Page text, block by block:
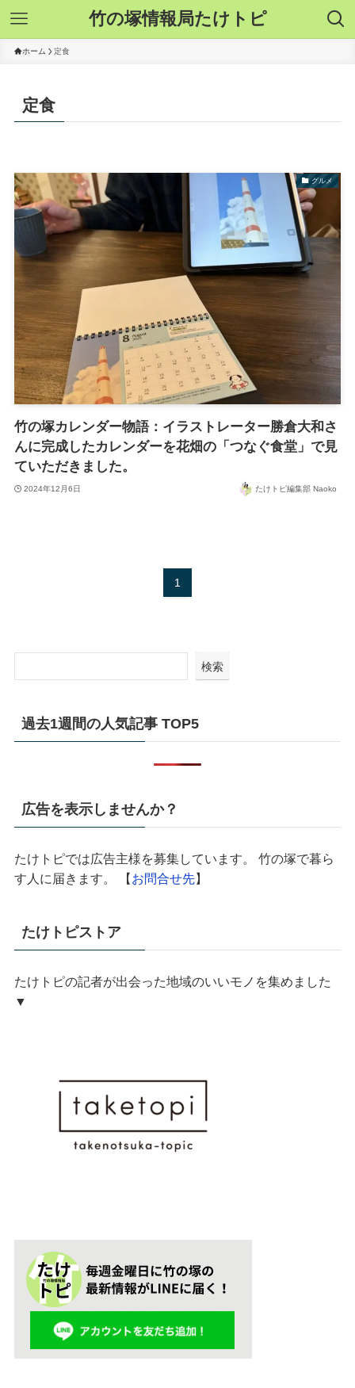
竹の塚情報局たけトピ
ホーム 定食
定食
グルメ
竹の塚カレンダー物語：イラストレーター勝倉大和さ
んに完成したカレンダーを花畑の「つなぐ食堂」で見
ていただきました。
2024年12月6日 たけトピ編集部 Naoko
1
検索
過去1週間の人気記事 TOP5
広告を表示しませんか？
たけトピでは広告主様を募集しています。 竹の塚で暮ら
す人に届きます。 【お問合せ先】
たけトピストア
たけトピの記者が出会った地域のいいモノを集めました
▼